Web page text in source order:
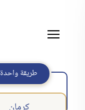
طريقة واحدة